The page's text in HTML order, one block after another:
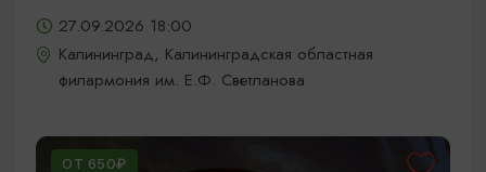
27.09.2026 18:00
Калининград, Калининградская областная
филармония им. Е.Ф. Светланова
ОТ 650₽